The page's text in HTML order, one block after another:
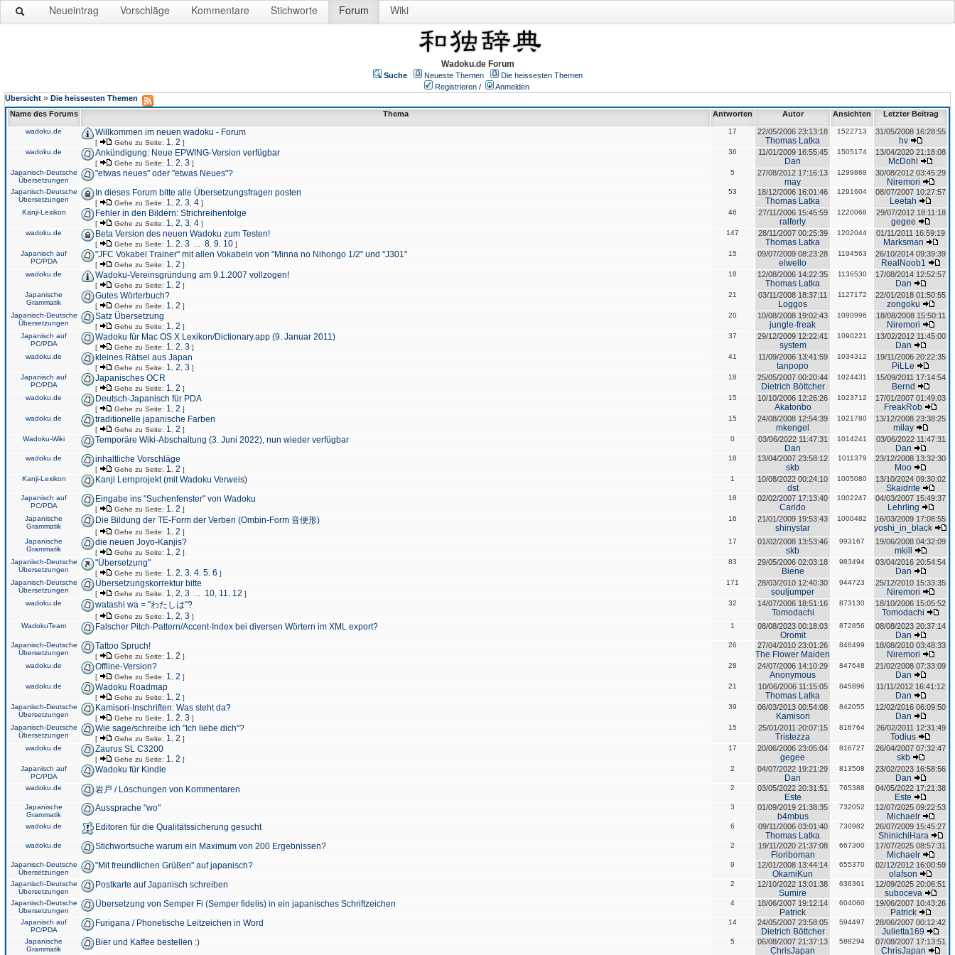
Neueintrag Vorschläge Kommentare Stichworte Forum Wiki
Wadoku.de Forum
Suche Neueste Themen
Die heissesten Themen
Registrieren /
Anmelden
Übersicht » Die heissesten Themen
Name des Forums
Thema Antworten Autor Ansichten Letzter Beitrag
wadoku.de Willkommen im neuen wadoku - Forum
[ Gehe zu Seite: 1 2 ]
17 22/05/2006 23:13:18
Thomas Latka
1522713 31/05/2008 16:28:55
hv
wadoku.de Ankündigung: Neue EPWING-Version verfügbar
[ Gehe zu Seite: 1 2 3 ]
36 11/01/2009 16:55:45
Dan
1505174 13/04/2020 21:18:08
McDohl
Japanisch-Deutsche
Übersetzungen
"etwas neues" oder "etwas Neues"? 5 27/08/2012 17:16:13
may
1299868 30/08/2012 03:45:29
Niremori
Japanisch-Deutsche
Übersetzungen
In dieses Forum bitte alle Übersetzungsfragen posten
[ Gehe zu Seite: 1 2 3 4 ]
53 18/12/2006 16:01:46
Thomas Latka
1291604 08/07/2007 10:27:57
Leetah
Kanji-Lexikon Fehler in den Bildern: Strichreihenfolge
[ Gehe zu Seite: 1 2 3 4 ]
46 27/11/2006 15:45:59
ralferly
1220068 29/07/2012 18:11:18
gegee
wadoku.de Beta Version des neuen Wadoku zum Testen!
[ Gehe zu Seite: 1 2 3 8 9 10 ]
147 28/11/2007 00:25:39
Thomas Latka
1202044 01/11/2011 16:59:19
Marksman
Japanisch auf
PC/PDA
"JFC Vokabel Trainer" mit allen Vokabeln von "Minna no Nihongo 1/2" und "J301"
[ Gehe zu Seite: 1 2 ]
15 09/07/2009 08:23:28
elwello
1194563 26/10/2014 09:39:39
RealNoob1
wadoku.de Wadoku-Vereinsgründung am 9.1.2007 vollzogen!
[ Gehe zu Seite: 1 2 ]
18 12/08/2006 14:22:35
Thomas Latka
1136530 17/08/2014 12:52:57
Dan
Japanische
Grammatik
Gutes Wörterbuch?
[ Gehe zu Seite: 1 2 ]
21 03/11/2008 18:37:11
Loggos
1127172 22/01/2018 01:50:55
zongoku
Japanisch-Deutsche
Übersetzungen
Satz Übersetzung
[ Gehe zu Seite: 1 2 ]
20 10/08/2008 19:02:43
jungle-freak
1090996 18/08/2008 15:50:11
Niremori
Japanisch auf
PC/PDA
Wadoku für Mac OS X Lexikon/Dictionary.app (9. Januar 2011)
[ Gehe zu Seite: 1 2 3 ]
37 29/12/2009 12:22:41
system
1090221 13/02/2012 11:45:00
Dan
wadoku.de kleines Rätsel aus Japan
[ Gehe zu Seite: 1 2 3 ]
41 11/09/2006 13:41:59
tanpopo
1034312 19/11/2006 20:22:35
PiLLe
Japanisch auf
PC/PDA
Japanisches OCR
[ Gehe zu Seite: 1 2 ]
18 25/05/2007 00:20:44
Dietrich Böttcher
1024431 15/09/2011 17:14:54
Bernd
wadoku.de Deutsch-Japanisch für PDA
[ Gehe zu Seite: 1 2 ]
15 10/10/2006 12:26:26
Akatonbo
1023712 17/01/2007 01:49:03
FreakRob
wadoku.de traditionelle japanische Farben
[ Gehe zu Seite: 1 2 ]
15 24/08/2008 12:54:39
mkengel
1021780 13/12/2008 23:38:25
milay
Wadoku-Wiki Temporäre Wiki-Abschaltung (3. Juni 2022), nun wieder verfügbar 0 03/06/2022 11:47:31
Dan
1014241 03/06/2022 11:47:31
Dan
wadoku.de inhaltliche Vorschläge
[ Gehe zu Seite: 1 2 ]
18 13/04/2007 23:58:12
skb
1011379 23/12/2008 13:32:30
Moo
Kanji-Lexikon Kanji Lernprojekt (mit Wadoku Verweis) 1 10/08/2022 00:24:10
dst
1005080 13/10/2024 09:30:02
Skaidrite
Japanisch auf
PC/PDA
Eingabe ins "Suchenfenster" von Wadoku
[ Gehe zu Seite: 1 2 ]
18 02/02/2007 17:13:40
Carido
1002247 04/03/2007 15:49:37
Lehrling
Japanische
Grammatik
Die Bildung der TE-Form der Verben (Ombin-Form 音便形)
[ Gehe zu Seite: 1 2 ]
16 21/01/2009 19:53:43
shinystar
1000482 16/03/2009 17:08:55
yoshi_in_black
Japanische
Grammatik
die neuen Joyo-Kanjis?
[ Gehe zu Seite: 1 2 ]
17 01/02/2008 13:53:46
skb
993167 19/06/2008 04:32:09
mkill
Japanisch-Deutsche
Übersetzungen
"Übersetzung"
[ Gehe zu Seite: 1 2 3 4 5 6 ]
83 29/05/2006 02:03:18
Biene
983494 03/04/2016 20:54:54
Dan
Japanisch-Deutsche
Übersetzungen
Übersetzungskorrektur bitte
[ Gehe zu Seite: 1 2 3 10 11 12 ]
171 28/03/2010 12:40:30
souljumper
944723 25/12/2010 15:33:35
Niremori
wadoku.de watashi wa = "わたしは"?
[ Gehe zu Seite: 1 2 3 ]
32 14/07/2006 18:51:16
Tomodachi
873130 18/10/2006 15:05:52
Tomodachi
WadokuTeam Falscher Pitch-Pattern/Accent-Index bei diversen Wörtern im XML export? 1 08/08/2023 00:18:03
Oromit
872856 08/08/2023 20:37:14
Dan
Japanisch-Deutsche
Übersetzungen
Tattoo Spruch!
[ Gehe zu Seite: 1 2 ]
26 27/04/2010 23:01:26
The Flower Maiden
848499 18/08/2010 03:48:33
Niremori
wadoku.de Offline-Version?
[ Gehe zu Seite: 1 2 ]
28 24/07/2006 14:10:29
Anonymous
847648 21/02/2008 07:33:09
Dan
wadoku.de Wadoku Roadmap
[ Gehe zu Seite: 1 2 ]
21 10/06/2006 11:15:05
Thomas Latka
845896 11/11/2012 16:41:12
Dan
Japanisch-Deutsche
Übersetzungen
Kamisori-Inschriften: Was steht da?
[ Gehe zu Seite: 1 2 3 ]
39 06/03/2013 00:54:08
Kamisori
842055 12/02/2016 06:09:50
Dan
Japanisch-Deutsche
Übersetzungen
Wie sage/schreibe ich "Ich liebe dich"?
[ Gehe zu Seite: 1 2 ]
15 25/01/2011 20:07:15
Tristezza
816764 26/02/2011 12:31:49
Todius
wadoku.de Zaurus SL C3200
[ Gehe zu Seite: 1 2 ]
17 20/06/2006 23:05:04
gegee
816727 26/04/2007 07:32:47
skb
Japanisch auf
PC/PDA
Wadoku für Kindle 2 04/07/2022 19:21:29
Dan
813508 23/02/2023 16:58:56
Dan
wadoku.de 岩戸 / Löschungen von Kommentaren 2 03/05/2022 20:31:51
Este
765388 04/05/2022 17:21:38
Este
Japanische
Grammatik
Aussprache "wo" 3 01/09/2019 21:38:35
b4mbus
732052 12/07/2025 09:22:53
Michaelr
wadoku.de Editoren für die Qualitätssicherung gesucht 6 09/11/2006 03:01:40
Thomas Latka
730982 26/07/2009 15:45:27
ShinichiHara
wadoku.de Stichwortsuche warum ein Maximum von 200 Ergebnissen? 2 19/11/2020 21:37:08
Floriboman
667300 17/07/2025 08:57:31
Michaelr
Japanisch-Deutsche
Übersetzungen
"Mit freundlichen Grüßen" auf japanisch? 9 12/01/2008 13:44:14
OkamiKun
655370 02/12/2012 16:00:59
olafson
Japanisch-Deutsche
Übersetzungen
Postkarte auf Japanisch schreiben 2 12/10/2022 13:01:38
Sumire
636361 12/09/2025 20:06:51
suboceva
Japanisch-Deutsche
Übersetzungen
Übersetzung von Semper Fi (Semper fidelis) in ein japanisches Schriftzeichen 4 18/06/2007 19:12:14
Patrick
604060 19/06/2007 10:43:26
Patrick
Japanisch auf
PC/PDA
Furigana / Phonetische Leitzeichen in Word 14 24/05/2007 23:58:05
Dietrich Böttcher
594497 28/06/2007 00:12:42
Julietta169
Japanische
Grammatik
Bier und Kaffee bestellen :) 5 06/08/2007 21:37:13
ChrisJapan
588294 07/08/2007 17:13:51
ChrisJapan